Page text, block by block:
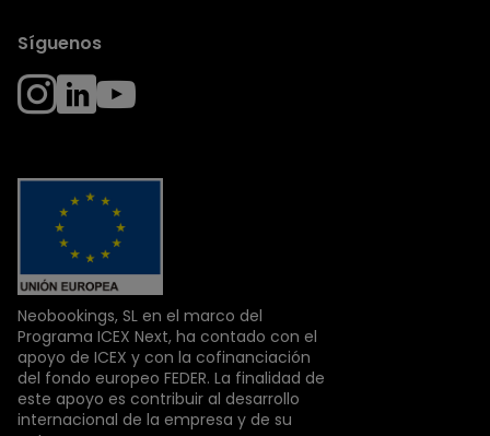
Síguenos
Neobookings, SL en el marco del
Programa ICEX Next, ha contado con el
apoyo de ICEX y con la cofinanciación
del fondo europeo FEDER. La finalidad de
este apoyo es contribuir al desarrollo
internacional de la empresa y de su